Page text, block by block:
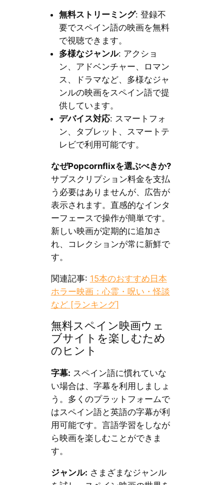
無料ストリーミング: 登録不
要でスペイン語の映画を無料
で視聴できます。
多様なジャンル: アクショ
ン、アドベンチャー、ロマン
ス、ドラマなど、多様なジャ
ンルの映画をスペイン語で提
供しています。
デバイス対応: スマートフォ
ン、タブレット、スマートテ
レビで利用可能です。
なぜPopcornflixを選ぶべきか?
サブスクリプション料金を支払
う必要はありませんが、広告が
表示されます。直感的なインタ
ーフェースで操作が簡単です。
新しい映画が定期的に追加さ
れ、コレクションが常に新鮮で
す。
関連記事: 15本のおすすめ日本
ホラー映画：心霊・呪い・怪談
など [ランキング]
無料スペイン映画ウェ
ブサイトを楽しむため
のヒント
字幕: スペイン語に慣れていな
い場合は、字幕を利用しましょ
う。多くのプラットフォームで
はスペイン語と英語の字幕が利
用可能です。言語学習をしなが
ら映画を楽しむことができま
す。
ジャンル: さまざまなジャンル